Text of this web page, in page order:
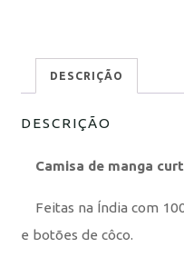
DESCRIÇÃO
DESCRIÇÃO
Camisa de manga
Feitas na Índia com
e botões de côco.